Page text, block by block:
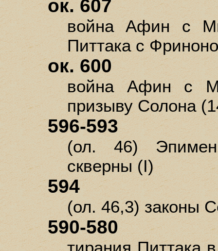
ок. 607
война Афин с
Питтака с
ок. 600
война Афин с
призыву Солона
596-593
(ол. 46)
скверны (I)
594
(ол. 46,3) законы
590-580